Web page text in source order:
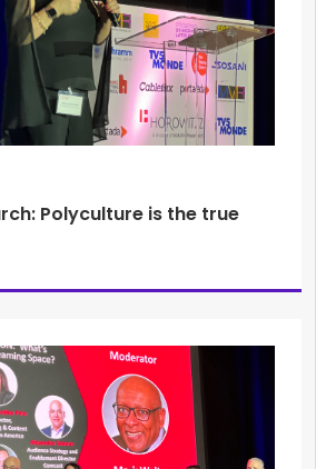
Polyculture is the true